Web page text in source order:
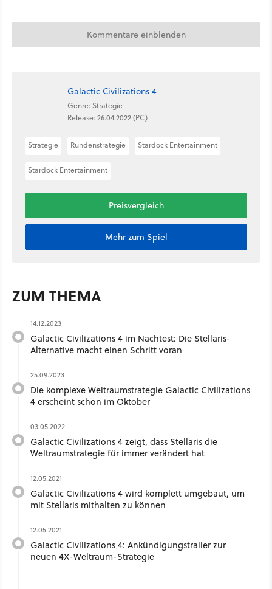
Kommentare einblenden
Galactic Civilizations 4
Genre: Strategie
Release: 26.04.2022 (PC)
Strategie Rundenstrategie Stardock Entertainment
Stardock Entertainment
Preisvergleich
Mehr zum Spiel
ZUM THEMA
14.12.2023
Galactic Civilizations 4 im Nachtest: Die Stellaris-
Alternative macht einen Schritt voran
25.09.2023
Die komplexe Weltraumstrategie Galactic Civilizations
4 erscheint schon im Oktober
03.05.2022
Galactic Civilizations 4 zeigt, dass Stellaris die
Weltraumstrategie für immer verändert hat
12.05.2021
Galactic Civilizations 4 wird komplett umgebaut, um
mit Stellaris mithalten zu können
12.05.2021
Galactic Civilizations 4: Ankündigungstrailer zur
neuen 4X-Weltraum-Strategie